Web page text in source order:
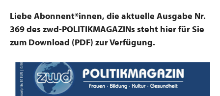
Liebe Abonnent*innen, die aktuelle Ausgabe Nr.
369 des zwd-POLITIKMAGAZINs steht hier für Sie
zum Download (PDF) zur Verfügung.